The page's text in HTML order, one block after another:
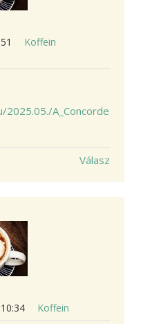
Koffein
A_Concorde
Válasz
Koffein